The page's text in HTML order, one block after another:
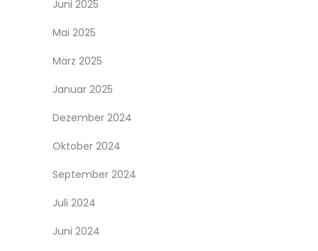
Juni 2025
Mai 2025
März 2025
Januar 2025
Dezember 2024
Oktober 2024
September 2024
Juli 2024
Juni 2024